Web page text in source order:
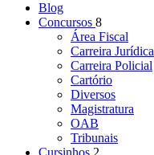
Blog
Concursos 8
Área Fiscal
Carreira Jurídica
Carreira Policial
Cartório
Diversos
Magistratura
OAB
Tribunais